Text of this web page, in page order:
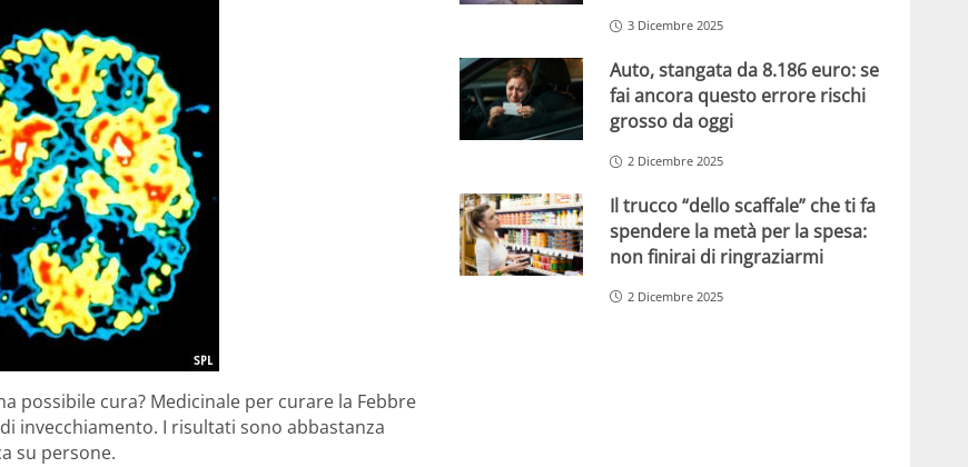
possibile cura? Medicinale per curare la Febbre
invecchiamento. I risultati sono abbastanza
su persone.
3 Dicembre 2025
Auto, stangata da 8.186 euro: se
fai ancora questo errore rischi
grosso da oggi
2 Dicembre 2025
Il trucco “dello scaffale” che ti fa
spendere la metà per la spesa:
non finirai di ringraziarmi
2 Dicembre 2025